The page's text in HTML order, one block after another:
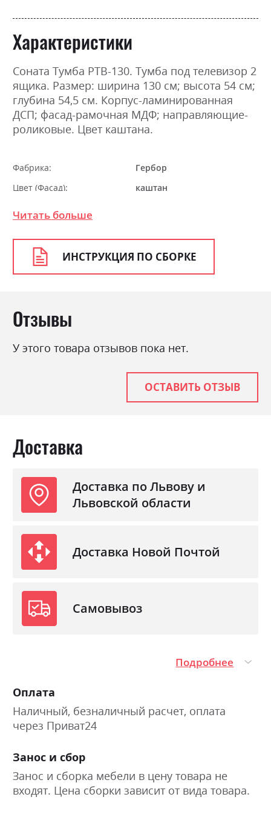
Характеристики
Соната Тумба РТВ-130. Тумба под телевизор 2
ящика. Размер: ширина 130 см; высота 54 см;
глубина 54,5 см. Корпус-ламинированная
ДСП; фасад-рамочная МДФ; направляющие-
роликовые. Цвет каштана.
Фабрика:
Гербор
Цвет (Фасад):
каштан
Стиль
Материал
Читать больше
ИНСТРУКЦИЯ ПО СБОРКЕ
Отзывы
У этого товара отзывов пока нет.
ОСТАВИТЬ ОТЗЫВ
Доставка
Доставка по Львову и
Львовской области
Доставка Новой Почтой
Самовывоз
Подробнее
Оплата
Наличный, безналичный расчет, оплата
через Приват24
Занос и сбор
Занос и сборка мебели в цену товара не
входят. Цена сборки зависит от вида товара.